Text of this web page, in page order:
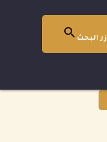
زر البحث